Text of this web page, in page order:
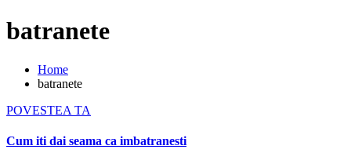
batranete
Home
batranete
Posted
POVESTEA TA
Cum iti dai seama ca imbatranesti